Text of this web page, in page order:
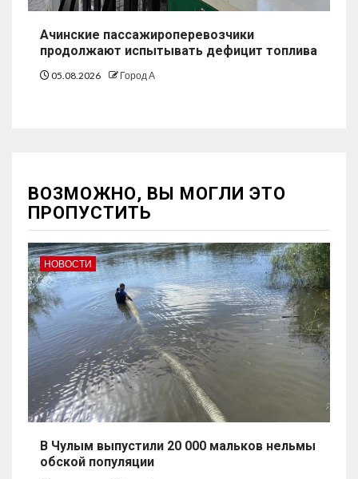
Ачинские пассажироперевозчики
продолжают испытывать дефицит топлива
05.08.2026 Город А
ВОЗМОЖНО, ВЫ МОГЛИ ЭТО
ПРОПУСТИТЬ
НОВОСТИ
В Чулым выпустили 20 000 мальков нельмы
обской популяции